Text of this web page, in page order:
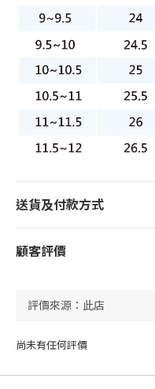
送貨及付款方式
顧客評價
尚未有任何評價